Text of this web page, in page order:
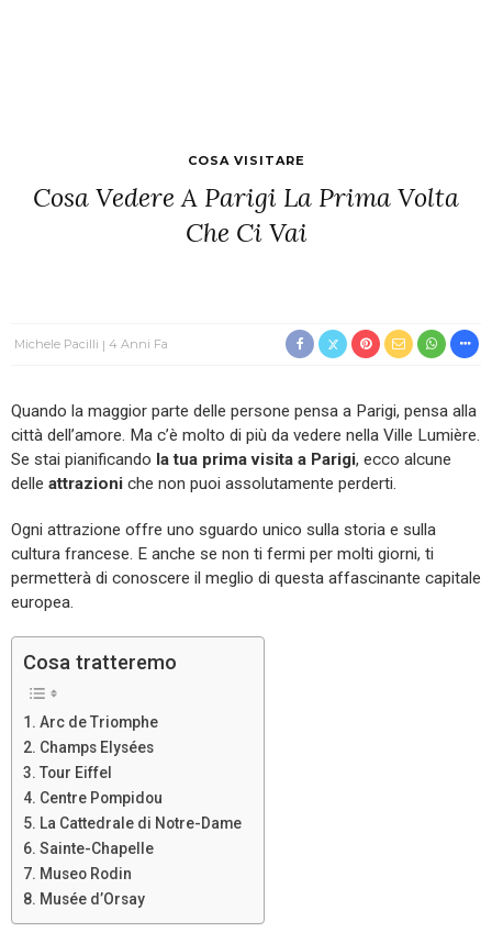
COSA VISITARE
Cosa Vedere A Parigi La Prima Volta
Che Ci Vai
Michele Pacilli 4 Anni Fa
Quando la maggior parte delle persone pensa a Parigi, pensa alla
città dell’amore. Ma c’è molto di più da vedere nella Ville Lumière.
Se stai pianificando la tua prima visita a Parigi, ecco alcune
delle attrazioni che non puoi assolutamente perderti.
Ogni attrazione offre uno sguardo unico sulla storia e sulla
cultura francese. E anche se non ti fermi per molti giorni, ti
permetterà di conoscere il meglio di questa affascinante capitale
europea.
Cosa tratteremo
Arc de Triomphe
Champs Elysées
Tour Eiffel
Centre Pompidou
La Cattedrale di Notre-Dame
Sainte-Chapelle
Museo Rodin
Musée d’Orsay